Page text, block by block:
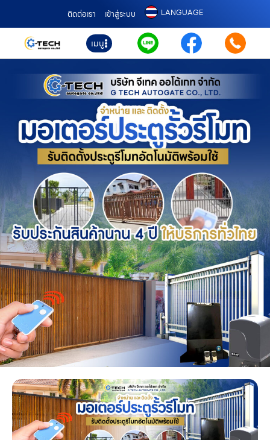
ติดต่อเรา เข้าสู่ระบบ LANGUAGE
เมนู